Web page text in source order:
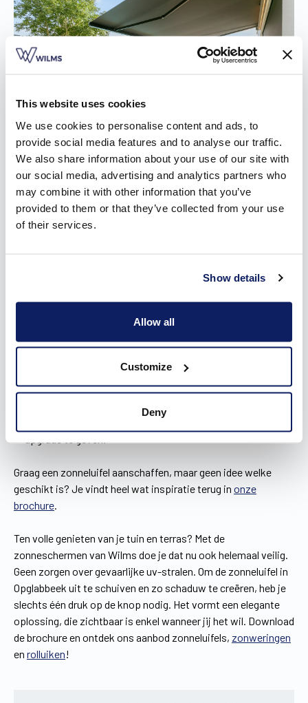
This website uses cookies
We use cookies to personalise content and ads, to
provide social media features and to analyse our traffic.
We also share information about your use of our site with
our social media, advertising and analytics partners who
may combine it with other information that you’ve
provided to them or that they’ve collected from your use
of their services.
Show details
Allow all
Customize
Deny
Onze types zonneluifels
voorprofielen overboord en gaat voor een scherp, recht
design. Het design past bij iedere renovatie- of
nieuwbouwwoning, van landelijk en rustiek tot modern en
een gezellige sfeer onder het zonnescherm in Opglabbeek.
De 700X is gelijk aan de 700LX, maar dan zonder
Er is ook nog de 500X om je klein of middelgroot terras een
Graag een zonneluifel aanschaffen, maar geen idee welke
geschikt is? Je vindt heel wat inspiratie terug in onze
brochure.
Ten volle genieten van je tuin en terras? Met de
zonneschermen van Wilms doe je dat nu ook helemaal veilig.
Geen zorgen over gevaarlijke uv-stralen. Om de zonneluifel in
Opglabbeek uit te schuiven en zo schaduw te creëren, heb je
slechts één druk op de knop nodig. Het vormt een elegante
oplossing, die zichtbaar is enkel wanneer jij het wil. Download
de brochure en ontdek ons aanbod zonneluifels, zonweringen
en rolluiken!